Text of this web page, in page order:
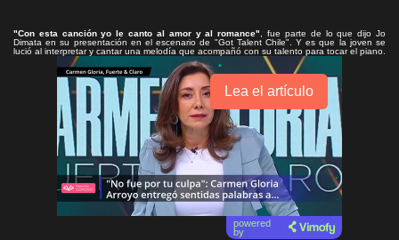
"Con esta canción yo le canto al amor y al romance"
, fue parte de lo que dijo Jo
Dimata en su presentación en el escenario de "Got Talent Chile". Y es que la joven se
lució al interpretar y cantar una melodía que acompañó con su talento para tocar el piano.
Lea el artículo
powered
by